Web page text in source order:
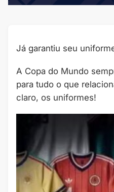
Já garantiu seu
A Copa do Mundo
para tudo o que
claro, os uniformes!